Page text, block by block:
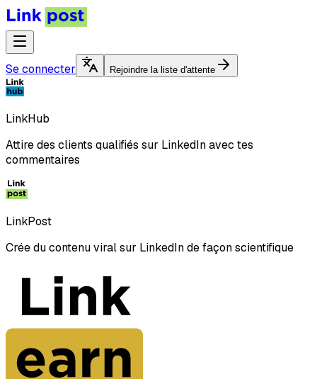
Se connecter Rejoindre la liste d'attente
LinkHub
Attire des clients qualifiés sur LinkedIn avec tes
commentaires
LinkPost
Crée du contenu viral sur LinkedIn de façon scientifique